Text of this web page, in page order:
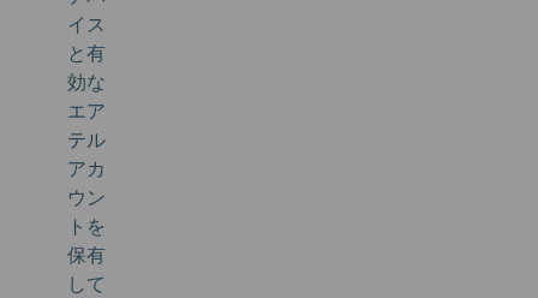
イス
と有
効な
エア
テル
アカ
ウン
トを
保有
して